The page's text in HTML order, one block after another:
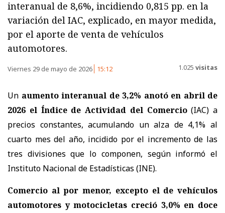
interanual de 8,6%, incidiendo 0,815 pp. en la
variación del IAC, explicado, en mayor medida,
por el aporte de venta de vehículos
automotores.
Viernes 29 de mayo de 2026 15:12 1.025 visitas
Un aumento interanual de 3,2% anotó en abril de
2026 el Índice de Actividad del Comercio(IAC) a
precios constantes, acumulando un alza de 4,1% al
cuarto mes del año, incidido por el incremento de las
tres divisiones que lo componen, según informó el
Instituto Nacional de Estadísticas (INE).
Comercio al por menor, excepto el de vehículos
automotores y motocicletas creció 3,0% en doce